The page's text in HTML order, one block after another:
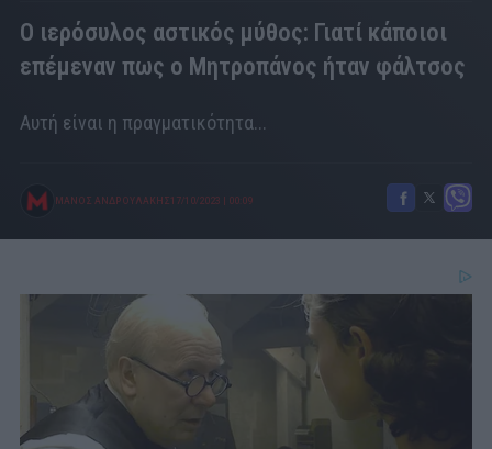
Ο ιερόσυλος αστικός μύθος: Γιατί κάποιοι
επέμεναν πως ο Μητροπάνος ήταν φάλτσος
Αυτή είναι η πραγματικότητα...
ΜΑΝΟΣ ΑΝΔΡΟΥΛΑΚΗΣ 17/10/2023 00:09